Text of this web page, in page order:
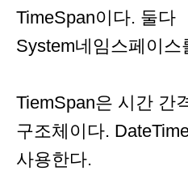
TimeSpan이다. 둘다
System네임스페이스
TiemSpan은 시간 간
구조체이다.
사용한다.